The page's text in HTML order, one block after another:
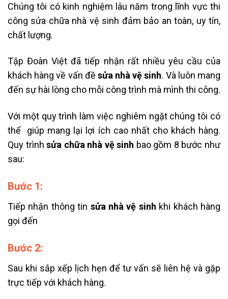
Chúng tôi có kinh nghiệm lâu năm trong lĩnh vực thi
công sửa chữa nhà vệ sinh đảm bảo an toàn, uy tín,
chất lượng.
Tập Đoàn Việt đã tiếp nhận rất nhiều yêu cầu của
khách hàng về vấn đề sửa nhà vệ sinh. Và luôn mang
đến sự hài lòng cho mỗi công trình mà mình thi công.
Với một quy trình làm việc nghiêm ngặt chúng tôi có
thể giúp mang lại lợi ích cao nhất cho khách hàng.
Quy trìnhsửa chữa nhà vệ sinh bao gồm 8 bước như
sau:
Bước 1:
Tiếp nhận thông tin sửa nhà vệ sinh khi khách hàng
gọi đến
Bước 2:
Sau khi sắp xếp lịch hẹn để tư vấn sẽ liên hệ và gặp
trực tiếp với khách hàng.